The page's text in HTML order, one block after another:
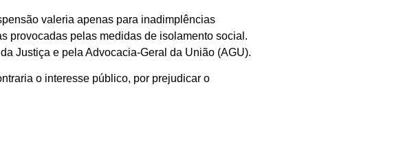
valeria apenas para inadimplências
provocadas pelas medidas de isolamento social.
Justiça e pela Advocacia-Geral da União (AGU).
o interesse público, por prejudicar o